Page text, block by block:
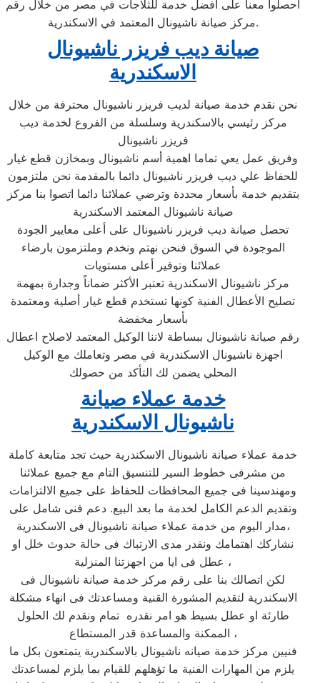
احصلوا معنا على افضل خدمة للثلاجات في مصر من خلال رقم
مركز صيانة ناشيونال المعتمد في الاسكندرية.
صيانة ديب فريزر ناشيونال
الاسكندرية
نحن نقدم خدمة صيانة لديب فريزر ناشيونال محترفة من خلال
مركز رئيسي بالاسكندرية وسلسلة من الفروع لخدمة ديب
فريزر ناشيونال
وفريق عمل يعي تماما اهمية أسم ناشيونال وبمخازن قطع غيار
للحفاظ علي ديب فريزر ناشيونال دائما بالمقدمة نحن ملتزمون
بتقديم خدمة بأسعار محددة وترضي عملائنا دائما اتصوا بنا مركز
صيانة ناشيونال المعتمد الاسكندرية
تحصل صيانة ديب فريزر ناشيونال على أعلى معايير الجودة
الموجودة في السوق فنحن نهتم ونخدم وملتزمون بارضاء
عملائنا وتوفير أعلى مستويات
مركز ناشيونال الاسكندرية تعتبر الأكثر ضماناً وجدارة بمهمة
تصليح الأعطال الفنية كونها تستخدم قطع غيار أصلية ومعتمدة
بأسعار مخفضة
رقم صيانة ناشيونال ببساطة لاننا الوكيل المعتمد لاصلاح اعطال
اجهزة ناشيونال الاسكندرية في مصر وتعاملك مع الوكيل
المحلي يضمن لك التأكد من حصولك
خدمة عملاء صيانة
ناشيونال الاسكندرية
خدمة عملاء صيانة ناشيونال الاسكندرية حيث تجد متابعة كاملة
من مشرفى خطوط السير للتنسيق التام مع جميع عملائنا
ومهندسينا فى جميع المحافظات للحفاظ على جميع الالتزامات
وتقديم الدعم الكامل لخدمة ما بعد البيع. دعم فنى شامل على
مدار اليوم من خدمة عملاء صيانة ناشيونال فى الاسكندرية،
نشاركك اهتمامك ونقدر مدى الارتباك فى حالة حدوث خلل او
عطل فى ايا من اجهزتنا المنزلية ،
لكن اتصالك بنا على رقم مركز خدمة صيانة ناشيونال فى
الاسكندرية لتقديم المشورة القنية ومساعدتك فى انهاء مشكلة
طارئة او عطل بسيط هو امر نقدره تمام ونقدم لك الحلول
الممكنة والمساعدة قدر المستطاع ،
فنيين مركز خدمة صيانه ناشيونال بالاسكندرية يتمتعون بكل ما
يلزم من المهارات الفنية ما تؤهلهم للقيام بما يلزم لمساعدتك